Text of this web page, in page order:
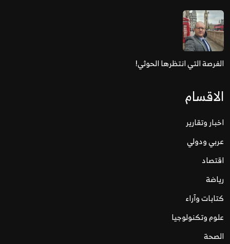
الفرصة التي انتظرها الحوثي!
الاقسام
اخبار وتقارير
عربي ودولي
اقتصاد
رياضة
كتابات وآراء
علوم وتكنولوجيا
الصحة